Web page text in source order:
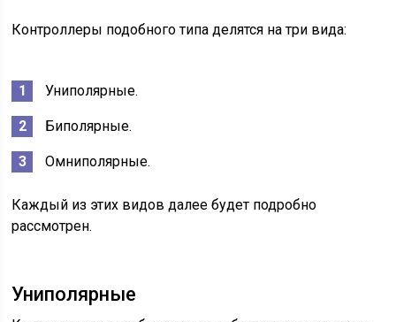
Контроллеры подобного типа делятся на три вида:
Униполярные.
Биполярные.
Омниполярные.
Каждый из этих видов далее будет подробно
рассмотрен.
Униполярные